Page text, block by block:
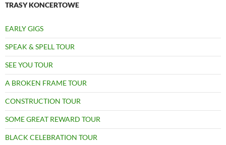
TRASY KONCERTOWE
EARLY GIGS
SPEAK & SPELL TOUR
SEE YOU TOUR
A BROKEN FRAME TOUR
CONSTRUCTION TOUR
SOME GREAT REWARD TOUR
BLACK CELEBRATION TOUR